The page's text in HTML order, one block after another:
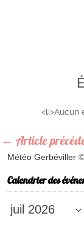
← Article
Météo Gerbéviller
Calendrier des